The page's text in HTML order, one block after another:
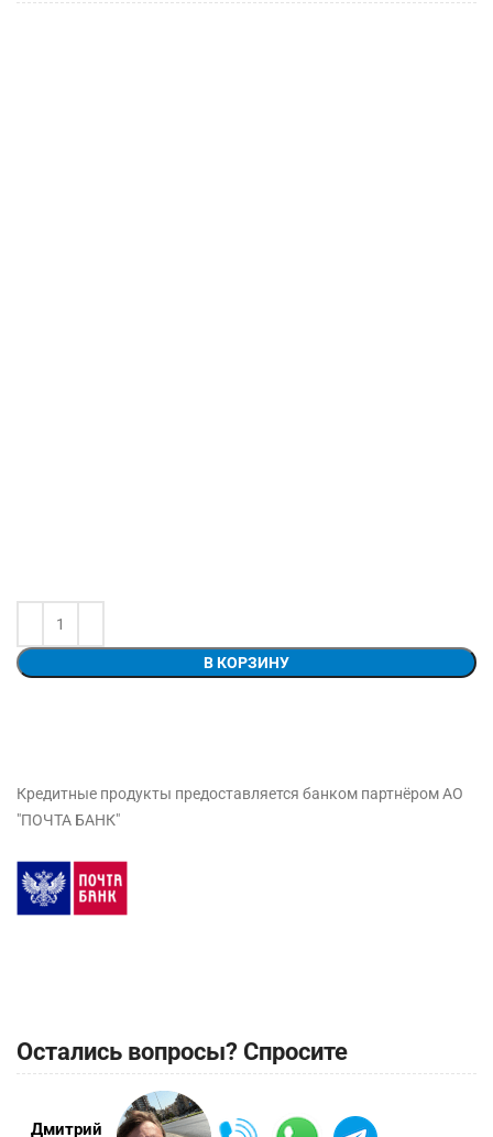
В КОРЗИНУ
Кредитные продукты предоставляется банком партнёром АО
"ПОЧТА БАНК"
Остались вопросы? Спросите
Дмитрий